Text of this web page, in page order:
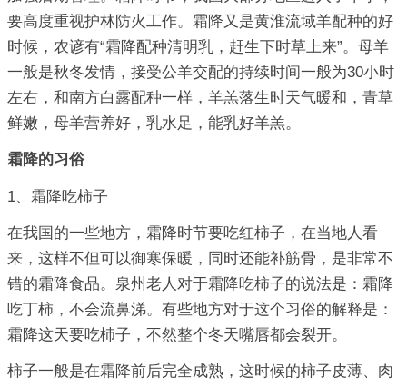
要高度重视护林防火工作。霜降又是黄淮流域羊配种的好
时候，农谚有“霜降配种清明乳，赶生下时草上来”。母羊
一般是秋冬发情，接受公羊交配的持续时间一般为30小时
左右，和南方白露配种一样，羊羔落生时天气暖和，青草
鲜嫩，母羊营养好，乳水足，能乳好羊羔。
霜降的习俗
1、霜降吃柿子
在我国的一些地方，霜降时节要吃红柿子，在当地人看
来，这样不但可以御寒保暖，同时还能补筋骨，是非常不
错的霜降食品。泉州老人对于霜降吃柿子的说法是：霜降
吃丁柿，不会流鼻涕。有些地方对于这个习俗的解释是：
霜降这天要吃杮子，不然整个冬天嘴唇都会裂开。
柿子一般是在霜降前后完全成熟，这时候的柿子皮薄、肉